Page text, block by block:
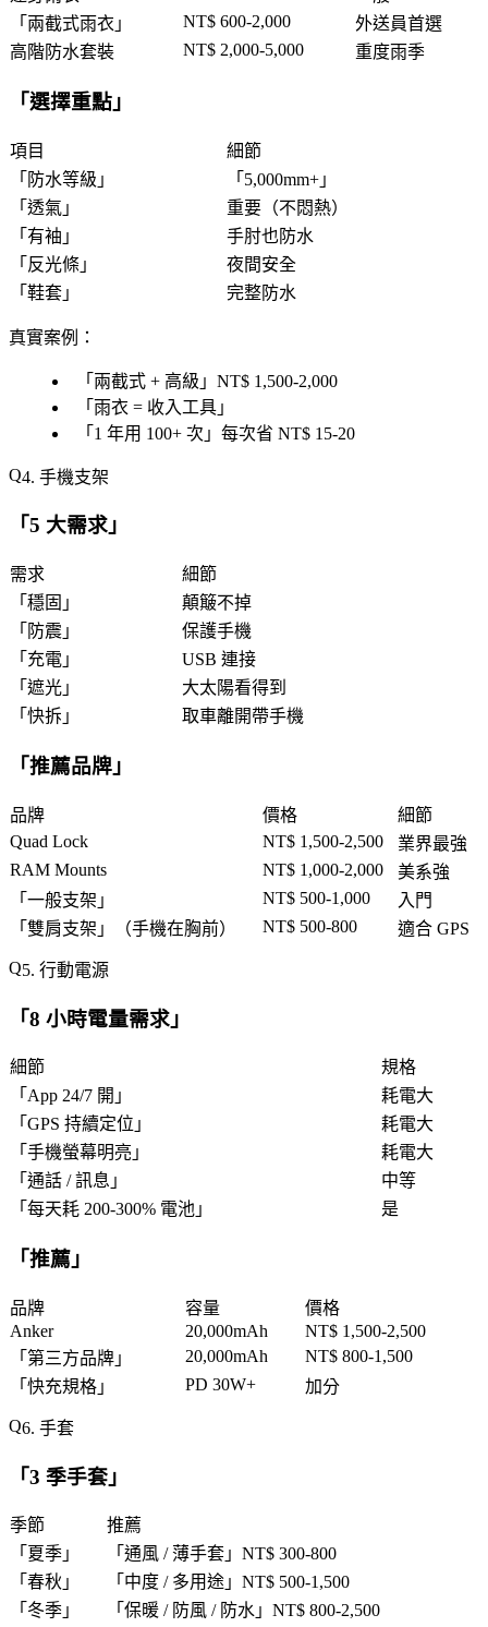
「 兩截式雨衣 」 NT$ 600-2,000
外送員首選
高階防水套裝
NT$ 2,000-5,000 重度雨季
「選擇重點 」
項目
細節
「 防水等級 」 「 5,000mm+ 」
「 透氣 」
重要（不悶熱）
「 有袖 」
手肘也防水
「 反光條 」
夜間安全
「 鞋套 」 完整防水
真實案例 ：
「 兩截式 + 高級 」NT$ 1,500-2,000
「 雨衣 = 收入工具 」
「 1 年用 100+ 次 」每次省 NT$ 15-20
4. 手機支架
「5 大需求 」
需求
細節
「 穩固 」
顛簸不掉
「 防震 」
保護手機
「 充電 」
USB 連接
「 遮光 」
大太陽看得到
「 快拆 」 取車離開帶手機
「推薦品牌 」
品牌 價格
細節
Quad Lock
NT$ 1,500-2,500
業界最強
RAM Mounts
NT$ 1,000-2,000
美系強
「 一般支架 」 NT$ 500-1,000
入門
「 雙肩支架 」（手機在胸前） NT$ 500-800 適合 GPS
5. 行動電源
「8 小時電量需求 」
細節
規格
「 App 24/7 開 」
耗電大
「 GPS 持續定位 」
耗電大
「 手機螢幕明亮 」
耗電大
「 通話 / 訊息 」
中等
「 每天耗 200-300% 電池 」 是
「推薦 」
品牌 容量
價格
Anker
20,000mAh
NT$ 1,500-2,500
「 第三方品牌 」 20,000mAh
NT$ 800-1,500
「 快充規格 」 PD 30W+ 加分
6. 手套
「3 季手套 」
季節
推薦
「 夏季 」 「 通風 / 薄手套 」NT$ 300-800
「 春秋 」 「 中度 / 多用途 」NT$ 500-1,500
「 冬季 」 「 保暖 / 防風 / 防水 」NT$ 800-2,500